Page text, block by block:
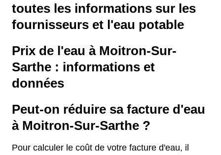
toutes les informations sur les
fournisseurs et l'eau potable
Prix de l'eau à Moitron-Sur-
Sarthe : informations et
données
Peut-on réduire sa facture d'eau
à Moitron-Sur-Sarthe ?
Pour calculer le coût de votre facture d'eau, il